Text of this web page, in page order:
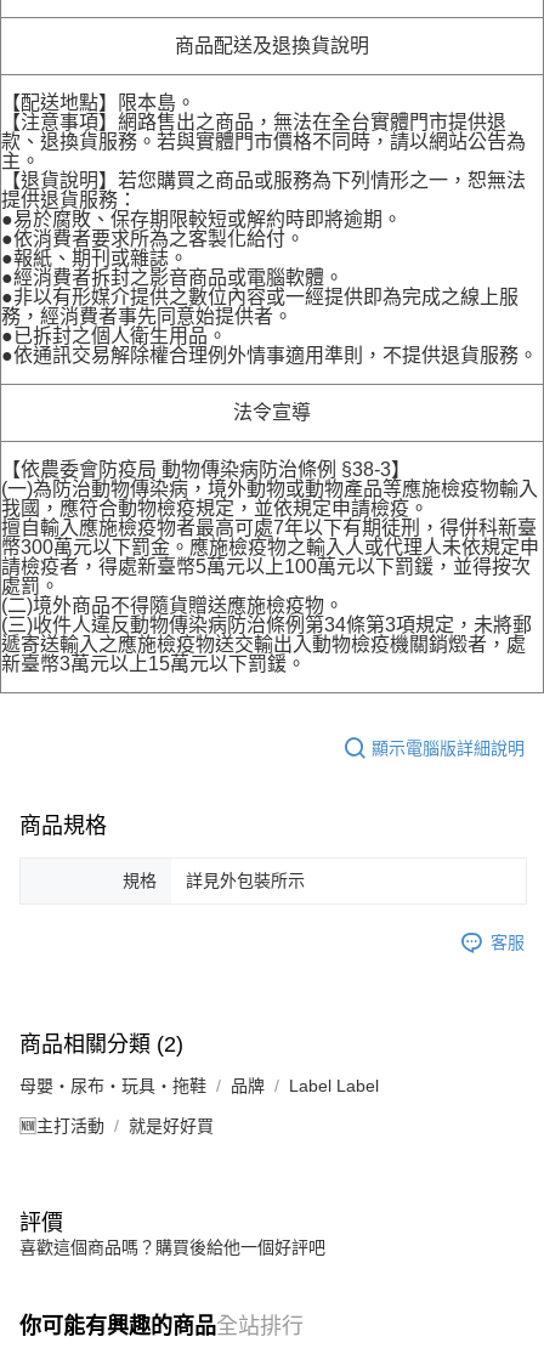
商品配送及退換貨說明
【配送地點】限本島。
【注意事項】網路售出之商品，無法在全台實體門市提供退
款、退換貨服務。若與實體門市價格不同時，請以網站公告為
主。
【退貨說明】若您購買之商品或服務為下列情形之一，恕無法
提供退貨服務：
●易於腐敗、保存期限較短或解約時即將逾期。
●依消費者要求所為之客製化給付。
●報紙、期刊或雜誌。
●經消費者拆封之影音商品或電腦軟體。
●非以有形媒介提供之數位內容或一經提供即為完成之線上服
務，經消費者事先同意始提供者。
●已拆封之個人衛生用品。
●依通訊交易解除權合理例外情事適用準則，不提供退貨服務。
法令宣導
【依農委會防疫局 動物傳染病防治條例 §38-3】
(一)為防治動物傳染病，境外動物或動物產品等應施檢疫物輸入
我國，應符合動物檢疫規定，並依規定申請檢疫。
擅自輸入應施檢疫物者最高可處7年以下有期徒刑，得併科新臺
幣300萬元以下罰金。應施檢疫物之輸入人或代理人未依規定申
請檢疫者，得處新臺幣5萬元以上100萬元以下罰鍰，並得按次
處罰。
(二)境外商品不得隨貨贈送應施檢疫物。
(三)收件人違反動物傳染病防治條例第34條第3項規定，未將郵
遞寄送輸入之應施檢疫物送交輸出入動物檢疫機關銷燬者，處
新臺幣3萬元以上15萬元以下罰鍰。
顯示電腦版詳細說明
商品規格
規格 詳見外包裝所示
客服
商品相關分類 (2)
母嬰・尿布・玩具・拖鞋 品牌 Label Label
🆕主打活動 就是好好買
評價
喜歡這個商品嗎？購買後給他一個好評吧
你可能有興趣的商品全站排行